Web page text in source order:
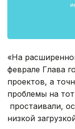
«На
феврале Глава
проектов, а
проблемы на
простаивали,
низкой